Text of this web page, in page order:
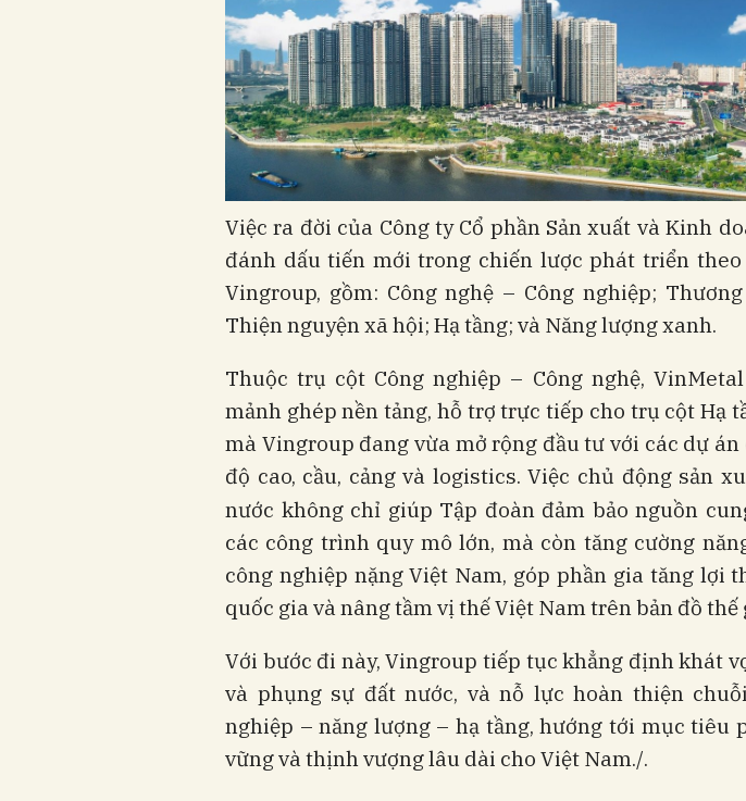
Việc ra đời của Công ty Cổ phần Sản xuất và Kinh
đánh dấu tiến mới trong chiến lược phát triển
Vingroup, gồm: Công nghệ – Công nghiệp;
Thiện nguyện xã hội; Hạ tầng; và Năng lượng xanh.
Thuộc trụ cột Công nghiệp – Công nghệ,
mảnh ghép nền tảng, hỗ trợ trực tiếp cho trụ cột Hạ
mà Vingroup đang vừa mở rộng đầu tư với các dự án
độ cao, cầu, cảng và logistics. Việc chủ động sản
nước không chỉ giúp Tập đoàn đảm bảo nguồn
các công trình quy mô lớn, mà còn tăng cường
công nghiệp nặng Việt Nam, góp phần gia tăng lợi
quốc gia và nâng tầm vị thế Việt Nam trên bản đồ thế
Với bước đi này, Vingroup tiếp tục khẳng định khát
và phụng sự đất nước, và nỗ lực hoàn thiện
nghiệp – năng lượng – hạ tầng, hướng tới mục tiêu
vững và thịnh vượng lâu dài cho Việt Nam./.